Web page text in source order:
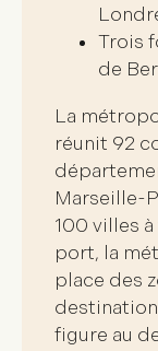
Trois
de
La
réunit 92
Marseille-
100 villes
port, la
place des
figure au